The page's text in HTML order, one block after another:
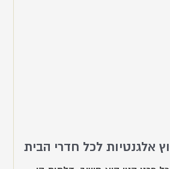
אלגנטיות לכל חדרי הבית